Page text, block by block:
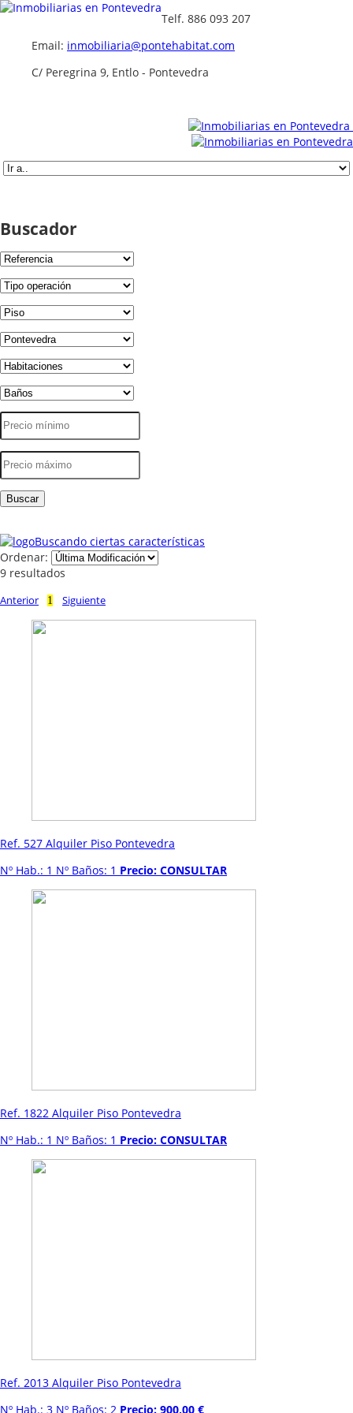
Telf. 886 093 207
Email: inmobiliaria@pontehabitat.com
C/ Peregrina 9, Entlo - Pontevedra
Buscador
Buscando ciertas características
Ordenar:
9 resultados
Anterior 1 Siguiente
Ref. 527 Alquiler Piso Pontevedra
Nº Hab.: 1 Nº Baños: 1 Precio: CONSULTAR
Ref. 1822 Alquiler Piso Pontevedra
Nº Hab.: 1 Nº Baños: 1 Precio: CONSULTAR
Ref. 2013 Alquiler Piso Pontevedra
Nº Hab.: 3 Nº Baños: 2 Precio: 900,00 €